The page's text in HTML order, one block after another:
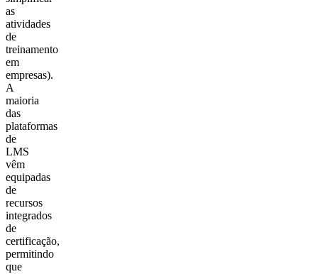
as
atividades
de
treinamento
em
empresas).
A
maioria
das
plataformas
de
LMS
vêm
equipadas
de
recursos
integrados
de
certificação,
permitindo
que